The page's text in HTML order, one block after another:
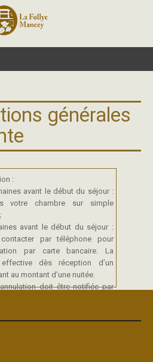
générales
:
avant le début du séjour :
votre chambre sur simple
avant le début du séjour :
par téléphone pour
par carte bancaire. La
dès réception d’un
au montant d’une nuitée.
doit être notifiée par
plus de 7 jours avant le début
remboursé. Si elle intervient